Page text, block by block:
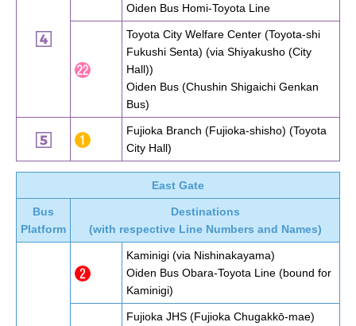
Oiden Bus Homi-Toyota Line
Toyota City Welfare Center (Toyota-shi
Fukushi Senta) (via Shiyakusho (City
Hall))
Oiden Bus (Chushin Shigaichi Genkan
Bus)
Fujioka Branch (Fujioka-shisho) (Toyota
City Hall)
East Gate
Bus
Platform
Destinations
(with respective Line Numbers and Names)
Kaminigi (via Nishinakayama)
Oiden Bus Obara-Toyota Line (bound for
Kaminigi)
Fujioka JHS (Fujioka Chugakkō-mae)